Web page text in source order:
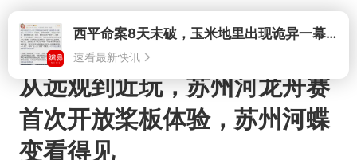
打开
从远观到近玩，苏州河龙舟赛
首次开放桨板体验，苏州河蝶
变看得见